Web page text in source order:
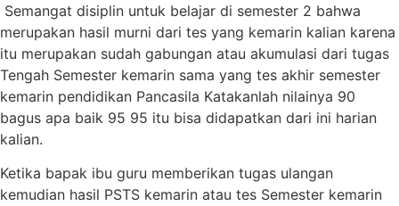
Semangat disiplin untuk belajar di semester 2 bahwa
merupakan hasil murni dari tes yang kemarin kalian karena
itu merupakan sudah gabungan atau akumulasi dari tugas
Tengah Semester kemarin sama yang tes akhir semester
kemarin pendidikan Pancasila Katakanlah nilainya 90
bagus apa baik 95 95 itu bisa didapatkan dari ini harian
kalian.
Ketika bapak ibu guru memberikan tugas ulangan
kemudian hasil PSTS kemarin atau tes Semester kemarin